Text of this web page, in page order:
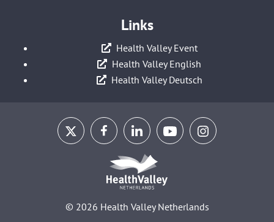
Links
Health Valley Event
Health Valley English
Health Valley Deutsch
© 2026 Health Valley Netherlands